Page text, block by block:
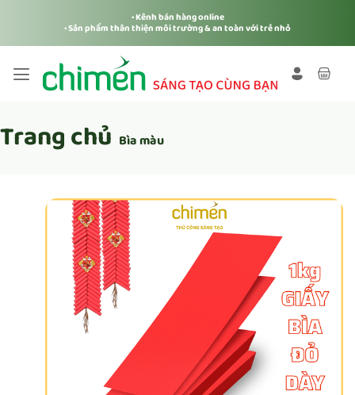
nội
dung
• Kênh bán hàng online
• Sản phẩm thân thiện môi trường & an toàn với trẻ nhỏ
Trang chủ Bìa màu